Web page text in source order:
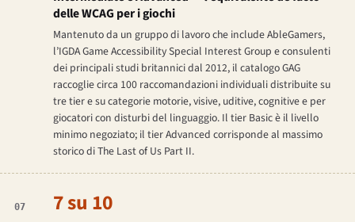
delle WCAG per i giochi
Mantenuto da un gruppo di lavoro che include AbleGamers,
l’IGDA Game Accessibility Special Interest Group e consulenti
dei principali studi britannici dal 2012, il catalogo GAG
raccoglie circa 100 raccomandazioni individuali distribuite su
tre tier e su categorie motorie, visive, uditive, cognitive e per
giocatori con disturbi del linguaggio. Il tier Basic è il livello
minimo negoziato; il tier Advanced corrisponde al massimo
storico diThe Last of Us Part II.
07 7 su 10